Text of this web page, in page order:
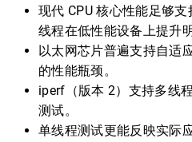
现代 CPU 核心性能足够
线程在低性能设备上提升明
以太网芯片普遍支持自适
的性能瓶颈。
iperf（版本 2）支持多线
测试。
单线程测试更能反映实际